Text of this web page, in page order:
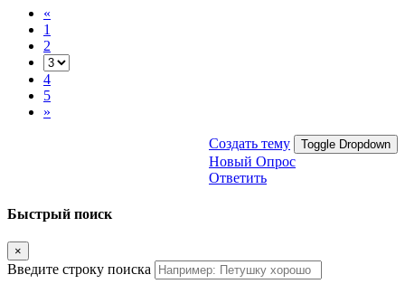
«
1
2
4
5
»
Создать тему Toggle Dropdown
Новый Опрос
Ответить
Быстрый поиск
×
Введите строку поиска